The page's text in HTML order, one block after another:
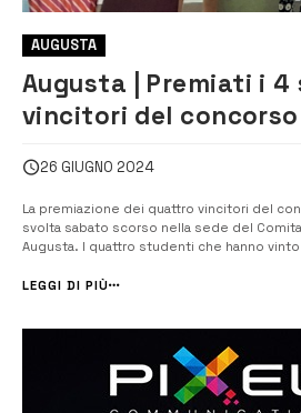
AUGUSTA
Augusta | Premiati i
vincitori del
26 GIUGNO 2024
La premiazione dei quattro vincitori del
svolta sabato scorso nella sede del
Augusta. I quattro studenti che hanno
L’unica augustana vincitrice del concorso
LEGGI DI PIÙ